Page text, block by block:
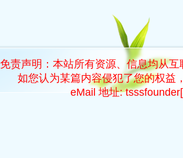
免责声明：本站所有资源、信息均从
如您认为某篇内容侵犯了您的权益
eMail 地址: